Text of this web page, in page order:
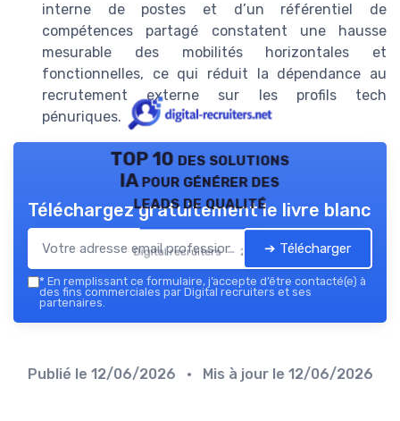
interne de postes et d’un référentiel de
compétences partagé constatent une hausse
mesurable des mobilités horizontales et
fonctionnelles, ce qui réduit la dépendance au
recrutement externe sur les profils tech
pénuriques.
TOP 10 des solutions
IA pour générer des
leads de qualité
Digital recruiters — 2026
Téléchargez gratuitement le livre blanc
➔ Télécharger
* En remplissant ce formulaire, j’accepte d’être contacté(e) à
des fins commerciales par Digital recruiters et ses
partenaires.
Publié le 12/06/2026 • Mis à jour le 12/06/2026